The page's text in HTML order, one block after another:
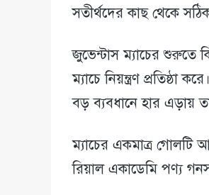
সতীর্থদের কাছ থেকে
জুভেন্টাস ম্যাচের
ম্যাচে নিয়ন্ত্রণ প্রতিষ্ঠা
বড় ব্যবধানে হার এড়ায়
ম্যাচের একমাত্র গোলটি
রিয়াল একাডেমি পণ্য